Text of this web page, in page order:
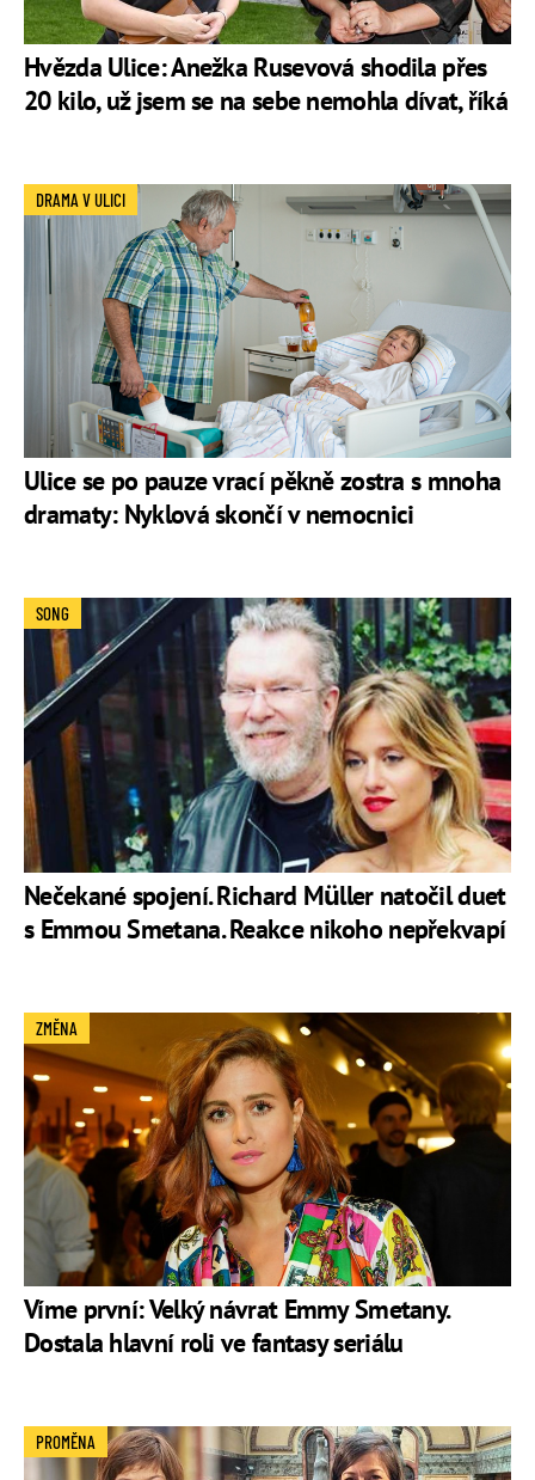
Hvězda Ulice: Anežka Rusevová shodila přes
20 kilo, už jsem se na sebe nemohla dívat, říká
Ulice se po pauze vrací pěkně zostra s mnoha
dramaty: Nyklová skončí v nemocnici
DRAMA V ULICI
Nečekané spojení. Richard Müller natočil duet
s Emmou Smetana. Reakce nikoho nepřekvapí
SONG
Víme první: Velký návrat Emmy Smetany.
Dostala hlavní roli ve fantasy seriálu
ZMĚNA
PROMĚNA